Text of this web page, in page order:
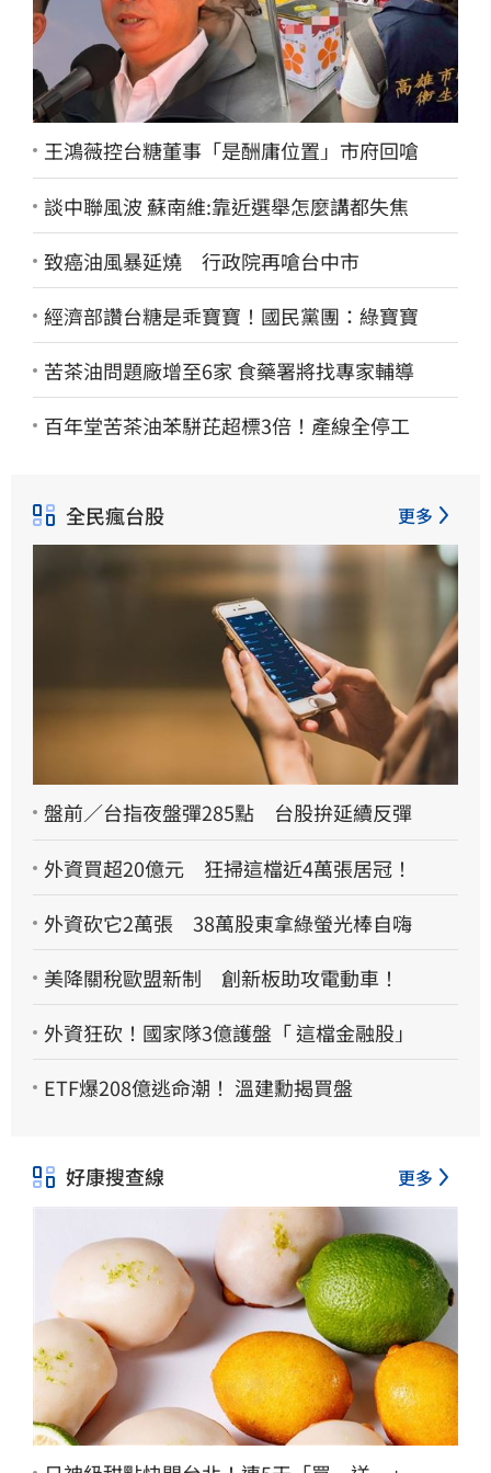
王鴻薇控台糖董事「是酬庸位置」市府回嗆
談中聯風波 蘇南維:靠近選舉怎麼講都失焦
致癌油風暴延燒 行政院再嗆台中市
經濟部讚台糖是乖寶寶！國民黨團：綠寶寶
苦茶油問題廠增至6家 食藥署將找專家輔導
百年堂苦茶油苯駢芘超標3倍！產線全停工
全民瘋台股 更多
盤前／台指夜盤彈285點 台股拚延續反彈
外資買超20億元 狂掃這檔近4萬張居冠！
外資砍它2萬張 38萬股東拿綠螢光棒自嗨
美降關稅歐盟新制 創新板助攻電動車！
外資狂砍！國家隊3億護盤「 這檔金融股」
ETF爆208億逃命潮！ 溫建勳揭買盤
好康搜查線 更多